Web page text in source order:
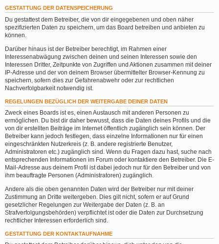
GESTATTUNG DER DATENSPEICHERUNG
Du gestattest dem Betreiber, die von dir eingegebenen und oben näher
spezifizierten Daten zu speichern, um das Board betreiben und anbieten zu
können.
Darüber hinaus ist der Betreiber berechtigt, im Rahmen einer
Interessenabwägung zwischen deinen und seinen Interessen sowie den
Interessen Dritter, Zeitpunkte von Zugriffen und Aktionen zusammen mit deiner
IP-Adresse und der von deinem Browser übermittelter Browser-Kennung zu
speichern, sofern dies zur Gefahrenabwehr oder zur rechtlichen
Nachverfolgbarkeit notwendig ist.
REGELUNGEN BEZÜGLICH DER WEITERGABE DEINER DATEN
Zweck eines Boards ist es, einen Austausch mit anderen Personen zu
ermöglichen. Du bist dir daher bewusst, dass die Daten deines Profils und die
von dir erstellten Beiträge im Internet öffentlich zugänglich sein können. Der
Betreiber kann jedoch festlegen, dass einzelne Informationen nur für einen
eingeschränkten Nutzerkreis (z. B. andere registrierte Benutzer,
Administratoren etc.) zugänglich sind. Wenn du Fragen dazu hast, suche nach
entsprechenden Informationen im Forum oder kontaktiere den Betreiber. Die E-
Mail-Adresse aus deinem Profil ist dabei jedoch nur für den Betreiber und von
ihm beauftragte Personen (Administratoren) zugänglich.
Andere als die oben genannten Daten wird der Betreiber nur mit deiner
Zustimmung an Dritte weitergeben. Dies gilt nicht, sofern er auf Grund
gesetzlicher Regelungen zur Weitergabe der Daten (z. B. an
Strafverfolgungsbehörden) verpflichtet ist oder die Daten zur Durchsetzung
rechtlicher Interessen erforderlich sind.
GESTATTUNG DER KONTAKTAUFNAHME